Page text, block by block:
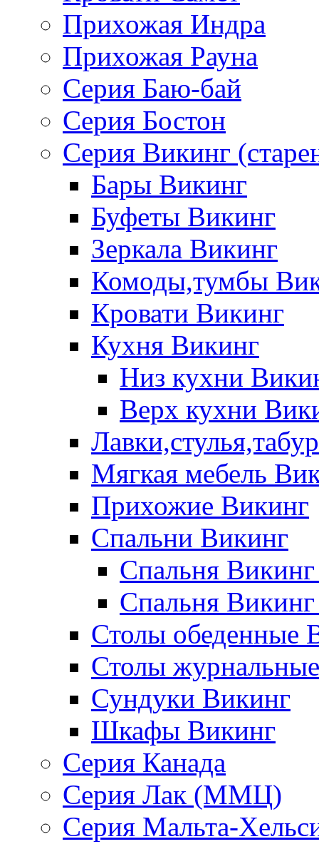
Прихожая Индра
Прихожая Рауна
Серия Баю-бай
Серия Бостон
Серия Викинг
Бары Викинг
Буфеты Викинг
Зеркала Викинг
Комоды,тумбы
Кровати Викинг
Кухня Викинг
Низ кухни
Верх кухни
Мягкая мебель
Прихожие Викинг
Спальни Викинг
Спальня
Спальня
Столы обеденные
Столы
Сундуки Викинг
Шкафы Викинг
Серия Канада
Серия Лак (ММЦ)
Серия Мальта-